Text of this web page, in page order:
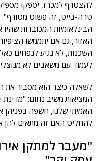
טרה-בייט, זה פשוט מטורף".
הבינלאומיות המכובדות
האזור, גם אם יתממשו
השכנות, לא נגיע לנפחים
לעמוד עם משאבים לא
לשאלה כיצד הוא מסביר את
המציאות משיב נחום:
האמיתי שלנו, חשפה בפניהן
להחליט האם זה מתאים להן
"מעבר למתקן